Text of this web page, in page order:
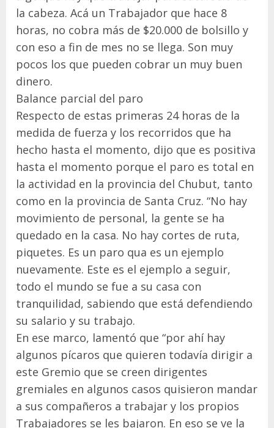
la cabeza. Acá un Trabajador que hace 8
horas, no cobra más de $20.000 de bolsillo y
con eso a fin de mes no se llega. Son muy
pocos los que pueden cobrar un muy buen
dinero.
Balance parcial del paro
Respecto de estas primeras 24 horas de la
medida de fuerza y los recorridos que ha
hecho hasta el momento, dijo que es positiva
hasta el momento porque el paro es total en
la actividad en la provincia del Chubut, tanto
como en la provincia de Santa Cruz. “No hay
movimiento de personal, la gente se ha
quedado en la casa. No hay cortes de ruta,
piquetes. Es un paro qua es un ejemplo
nuevamente. Este es el ejemplo a seguir,
todo el mundo se fue a su casa con
tranquilidad, sabiendo que está defendiendo
su salario y su trabajo.
En ese marco, lamentó que “por ahí hay
algunos pícaros que quieren todavía dirigir a
este Gremio que se creen dirigentes
gremiales en algunos casos quisieron mandar
a sus compañeros a trabajar y los propios
Trabajadores se les bajaron. En eso se ve la